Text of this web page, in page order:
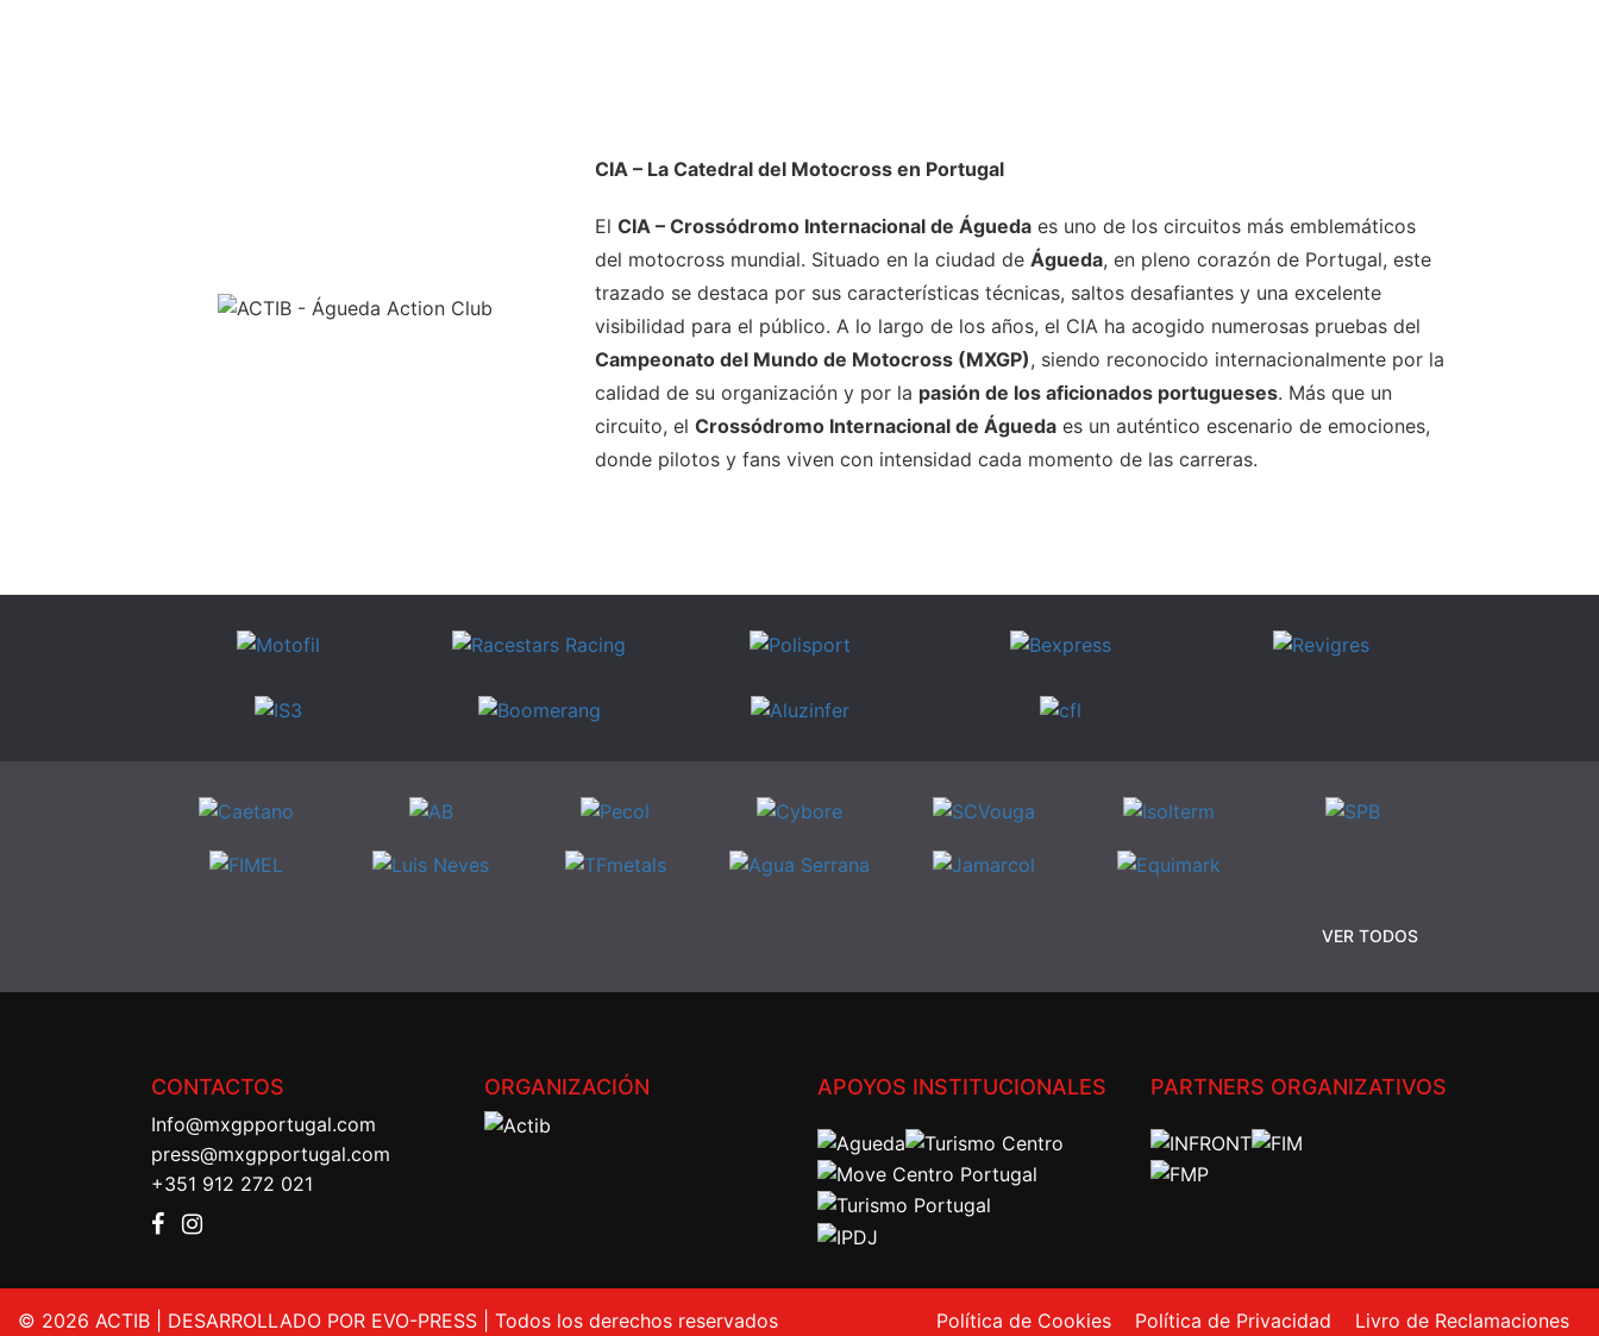
CIA – La Catedral del Motocross en Portugal
ElCIA – Crossódromo Internacional de Águeda es uno de los circuitos más emblemáticos
del motocross mundial. Situado en la ciudad deÁgueda, en pleno corazón de Portugal, este
trazado se destaca por sus características técnicas, saltos desafiantes y una excelente
visibilidad para el público. A lo largo de los años, el CIA ha acogido numerosas pruebas del
Campeonato del Mundo de Motocross (MXGP), siendo reconocido internacionalmente por la
calidad de su organización y por la pasión de los aficionados portugueses. Más que un
circuito, elCrossódromo Internacional de Águeda es un auténtico escenario de emociones,
donde pilotos y fans viven con intensidad cada momento de las carreras.
VER TODOS
CONTACTOS
Info@mxgpportugal.com
press@mxgpportugal.com
+351 912 272 021
ORGANIZACIÓN APOYOS INSTITUCIONALES PARTNERS ORGANIZATIVOS
© 2026 ACTIB | DESARROLLADO POR EVO-PRESS | Todos los derechos reservados Política de Cookies Política de Privacidad Livro de Reclamaciones